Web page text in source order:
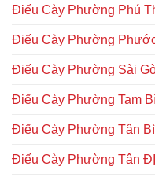
Điếu Cày Phường Phú
Điếu Cày Phường
Điếu Cày Phường Sài
Điếu Cày Phường Tam
Điếu Cày Phường Tân
Điếu Cày Phường Tân